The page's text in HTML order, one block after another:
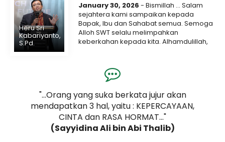
Heru Sri
Kabariyanto,
S.Pd.
January 30, 2026 - Bismillah … Salam
sejahtera kami sampaikan kepada
Bapak, Ibu dan Sahabat semua. Semoga
Alloh SWT selalu melimpahkan
keberkahan kepada kita. Alhamdulillah,
"...Orang yang suka berkata jujur akan
mendapatkan 3 hal, yaitu : KEPERCAYAAN,
CINTA dan RASA HORMAT..."
(Sayyidina Ali bin Abi Thalib)
5 June 2026
“UNITHI: Ekspresi
Nusantara 2026”, SMAIT
Tunas Harapan Ilahi
Gandeng unithi